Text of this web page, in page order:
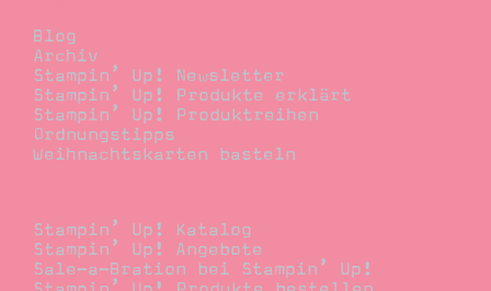
Blog
Archiv
Stampin’ Up! Newsletter
Stampin’ Up! Produkte erklärt
Stampin’ Up! Produktreihen
Ordnungstipps
Weihnachtskarten basteln
Stampin’ Up! Katalog
Stampin’ Up! Angebote
Sale-a-Bration bei Stampin’ Up!